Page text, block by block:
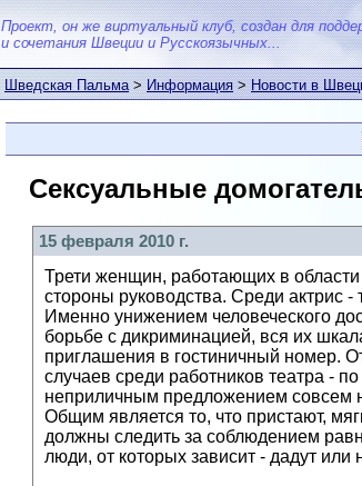
Проект, он же виртуальный клуб, создан для
и сочетания Швеции и Русскоязычных...
Шведская Пальма>Информация>Новости в
Сексуальные
15 февраля 2010 г.
Трети женщин, работающих в области
стороны руководства. Среди актрис -
Именно унижением человеческого
борьбе с дикриминацией, вся их
приглашения в гостиничный номер.
случаев среди работников театра -
неприличным предложением совсем
Общим является то, что пристают,
должны следить за соблюдением
люди, от которых зависит - дадут